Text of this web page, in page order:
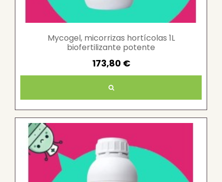
Mycogel, micorrizas hortícolas 1L
biofertilizante potente
173,80 €